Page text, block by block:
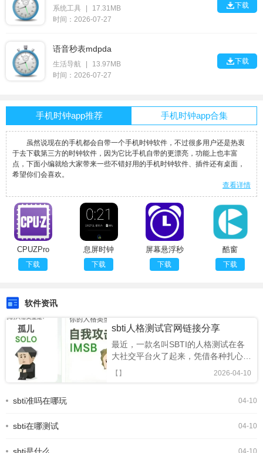
系统工具 |
17.31MB
时间：2026-07-27
下载
语音秒表mdpda
生活导航 |
13.97MB
时间：2026-07-27
下载
手机时钟app推荐 手机时钟app合集
虽然说现在的手机都会自带一个手机时钟软件，不过很多用户还是热衷
于去下载第三方的时钟软件，因为它比手机自带的更漂亮，功能上也丰富
点，下面小编就给大家带来一些不错好用的手机时钟软件、插件还有桌面，
希望你们会喜欢。
查看详情
CPUZPro
下载
息屏时钟
下载
屏幕悬浮秒
表
下载
酷窗
下载
软件资讯
sbti人格测试官网链接分享
最近，一款名叫SBTI的人格测试在各
大社交平台火了起来，凭借各种扎心又
搞笑的精神状态标签，迅速成为年轻人
的新型社交暗号。很多人跟风玩梗，却
么。今天就为大家整理出 SBTI 在线测
松一键测出你的专属人格。SBTI人格
2026-04-10
【】
04-10
sbti准吗在哪玩
04-10
sbti在哪测试
04-10
sbti是什么